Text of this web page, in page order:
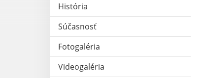
História
Súčasnosť
Fotogaléria
Videogaléria